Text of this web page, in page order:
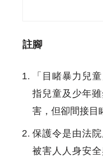
註腳
「目睹暴力兒
指兒童及少年
害，但卻間接目
保護令是由法
被害人人身安